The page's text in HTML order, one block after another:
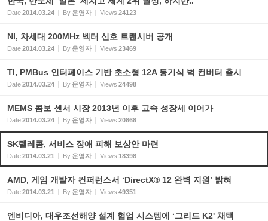
Date2014.03.24 By 운영자 Views 24123
NI, 차세대 200MHz 벡터 신호 트랜시버 공개
Date2014.03.24 By 운영자 Views 23469
TI, PMBus 인터페이스 기반 초소형 12A 동기식 벅 컨버터 출시
Date2014.03.24 By 운영자 Views 24498
MEMS 콤보 센서 시장 2013년 이후 고속 성장세 이어가
Date2014.03.24 By 운영자 Views 20868
SK텔레콤, 서비스 장애 피해 보상안 마련
Date2014.03.21 By 운영자 Views 18398
AMD, 게임 개발자 컨퍼런스서 ‘DirectX® 12 완벽 지원’ 밝혀
Date2014.03.21 By 운영자 Views 49351
엔비디아, 대우조선해양 설계 협업 시스템에 ‘그리드 K2' 채택